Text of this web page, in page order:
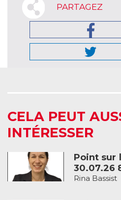
PARTAGEZ
CELA PEUT
INTÉRESSER
Point sur
30.07.26
Rina Bassist